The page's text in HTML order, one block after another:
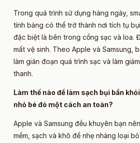
Trong quá trình sử dụng hàng ngày,
tính bảng có thể trở thành nơi tích tụ
đặc biệt là bên trong cổng sạc và loa.
mất vệ sinh. Theo Apple và Samsung,
làm gián đoạn quá trình sạc và làm
thanh.
Làm thế nào để làm sạch bụi bẩn
nhỏ bé đó một cách an toàn?
Apple và Samsung đều khuyên bạn
mềm, sạch và khô để nhẹ nhàng loại